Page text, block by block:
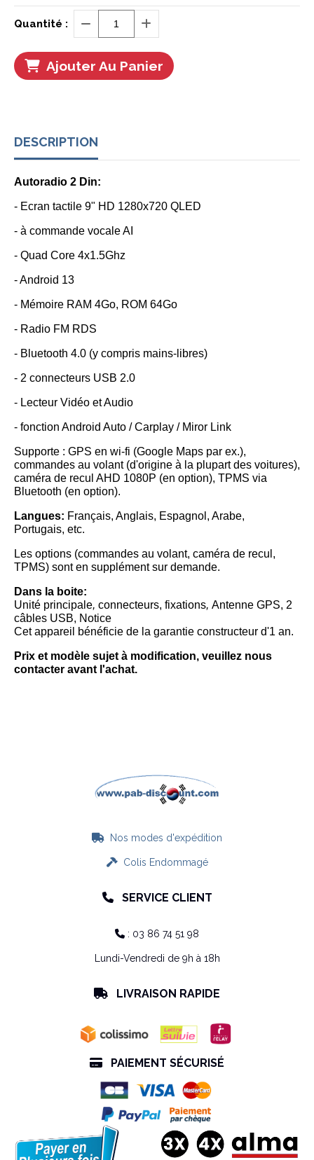
Quantité :
Ajouter Au Panier
DESCRIPTION
Autoradio 2 Din:
- Ecran tactile 9" HD 1280x720 QLED
- à commande vocale AI
- Quad Core 4x1.5Ghz
- Android 13
- Mémoire RAM 4Go, ROM 64Go
- Radio FM RDS
- Bluetooth 4.0 (y compris mains-libres)
- 2 connecteurs USB 2.0
- Lecteur Vidéo et Audio
- fonction Android Auto / Carplay / Miror Link
Supporte : GPS en wi-fi (Google Maps par ex.),
commandes au volant (d'origine à la plupart des voitures),
caméra de recul AHD 1080P (en option), TPMS via
Bluetooth (en option).
Langues: Français, Anglais, Espagnol, Arabe,
Portugais, etc.
Les options (commandes au volant, caméra de recul,
TPMS) sont en supplément sur demande.
Dans la boite:
Unité principale, connecteurs, fixations, Antenne GPS, 2
câbles USB, Notice
Cet appareil bénéficie de la garantie constructeur d'1 an.
Prix et modèle sujet à modification, veuillez nous
contacter avant l'achat.
 Nos modes d'expédition
Colis Endommagé
 SERVICE CLIENT
 : 03 86 74 51 98
Lundi-Vendredi de 9h à 18h
 LIVRAISON RAPIDE
 PAIEMENT SÉCURISÉ